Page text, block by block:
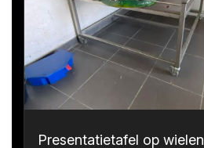
Presentatietafel op wielen